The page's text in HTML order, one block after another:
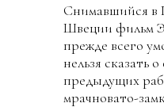
Снимавшийся в
Швеции фильм
прежде всего
нельзя сказать о
предыдущих
мрачновато-